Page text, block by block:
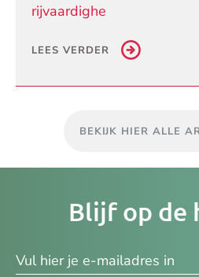
rijvaardighe
LEES VERDER
BEKIJK HIER ALLE
Blijf op de